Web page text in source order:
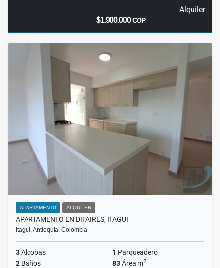
Alquiler
$1.900.000COP
APARTAMENTO ALQUILER
APARTAMENTO EN DITAIRES, ITAGUI
Itagui, Antioquia, Colombia
3Alcobas 1 Parqueadero
2 Baños 83Área m2